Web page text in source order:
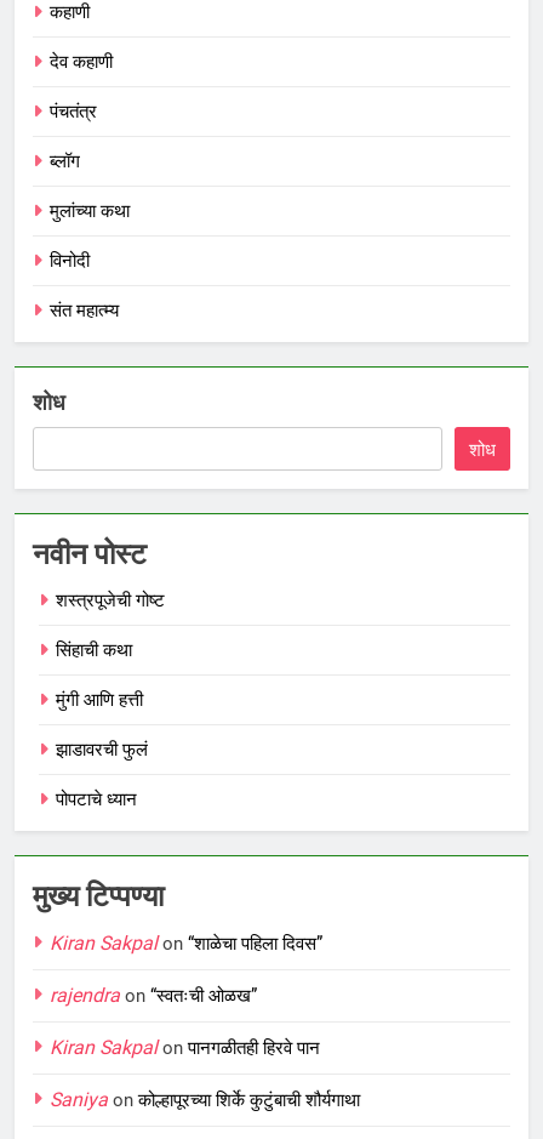
कहाणी
देव कहाणी
पंचतंत्र
ब्लॉग
मुलांच्या कथा
विनोदी
संत महात्म्य
शोध
शोध
नवीन पोस्ट
शस्त्रपूजेची गोष्ट
सिंहाची कथा
मुंगी आणि हत्ती
झाडावरची फुलं
पोपटाचे ध्यान
मुख्य टिप्पण्या
Kiran Sakpalon “शाळेचा पहिला दिवस”
rajendra on “स्वतःची ओळख”
Kiran Sakpalonपानगळीतही हिरवे पान
Saniya onकोल्हापूरच्या शिर्के कुटुंबाची शौर्यगाथा